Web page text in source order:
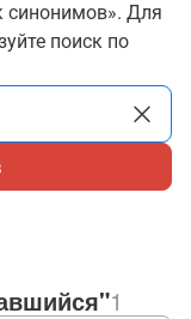
синонимов». Для
поиск по
1